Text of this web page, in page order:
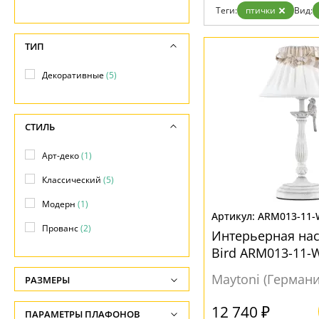
Возврат
Отзывы
Установка
Бренды
Теги: птички Вид:
ARM013-11-
Интерьерная
Bird ARM013-11-
Maytoni
12 740 ₽
ТИП
Декоративные(5)
СТИЛЬ
Арт-деко(1)
Классический (5)
Модерн (1)
Прованс(2)
РАЗМЕРЫ
Высота, см
ПАРАМЕТРЫ ПЛАФОНОВ